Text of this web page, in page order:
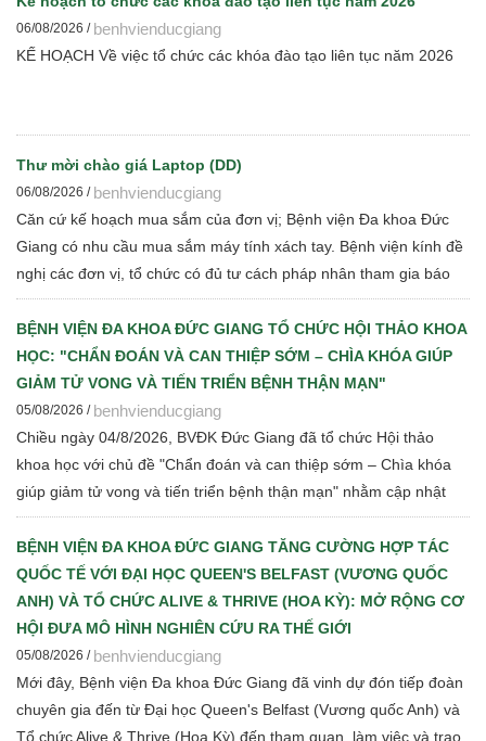
06/08/2026 / benhvienducgiang
KẾ HOẠCH Về việc tổ chức các khóa đào tạo liên tục năm 2026
Thư mời chào giá Laptop (DD)
06/08/2026 / benhvienducgiang
Căn cứ kế hoạch mua sắm của đơn vị; Bệnh viện Đa khoa Đức
Giang có nhu cầu mua sắm máy tính xách tay. Bệnh viện kính đề
nghị các đơn vị, tổ chức có đủ tư cách pháp nhân tham gia báo
giá cạnh tranh để Bệnh viện thực hiện các bước đấu thầu theo
quy định hiện hành
BỆNH VIỆN ĐA KHOA ĐỨC GIANG TỔ CHỨC HỘI THẢO KHOA
HỌC: "CHẨN ĐOÁN VÀ CAN THIỆP SỚM – CHÌA KHÓA GIÚP
GIẢM TỬ VONG VÀ TIẾN TRIỂN BỆNH THẬN MẠN"
05/08/2026 / benhvienducgiang
Chiều ngày 04/8/2026, BVĐK Đức Giang đã tổ chức Hội thảo
khoa học với chủ đề "Chẩn đoán và can thiệp sớm – Chìa khóa
giúp giảm tử vong và tiến triển bệnh thận mạn" nhằm cập nhật
những tiến bộ mới trong chẩn đoán, điều trị và quản lý bệnh thận
mạn cho đội ngũ cán bộ y tế.
BỆNH VIỆN ĐA KHOA ĐỨC GIANG TĂNG CƯỜNG HỢP TÁC
QUỐC TẾ VỚI ĐẠI HỌC QUEEN'S BELFAST (VƯƠNG QUỐC
ANH) VÀ TỔ CHỨC ALIVE & THRIVE (HOA KỲ): MỞ RỘNG CƠ
HỘI ĐƯA MÔ HÌNH NGHIÊN CỨU RA THẾ GIỚI
05/08/2026 / benhvienducgiang
Mới đây, Bệnh viện Đa khoa Đức Giang đã vinh dự đón tiếp đoàn
chuyên gia đến từ Đại học Queen's Belfast (Vương quốc Anh) và
Tổ chức Alive & Thrive (Hoa Kỳ) đến tham quan, làm việc và trao